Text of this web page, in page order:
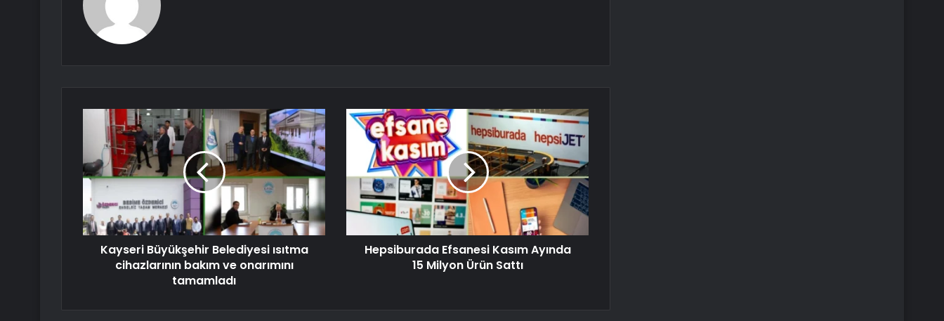
Kayseri Büyükşehir Belediyesi ısıtma
cihazlarının bakım ve onarımını
tamamladı
Hepsiburada Efsanesi Kasım Ayında
15 Milyon Ürün Sattı